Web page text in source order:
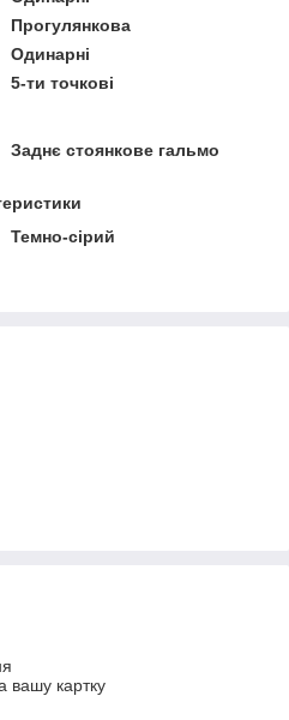
Прогулянкова
Одинарні
5-ти точкові
Заднє стоянкове гальмо
Темно-сірий
вашу картку